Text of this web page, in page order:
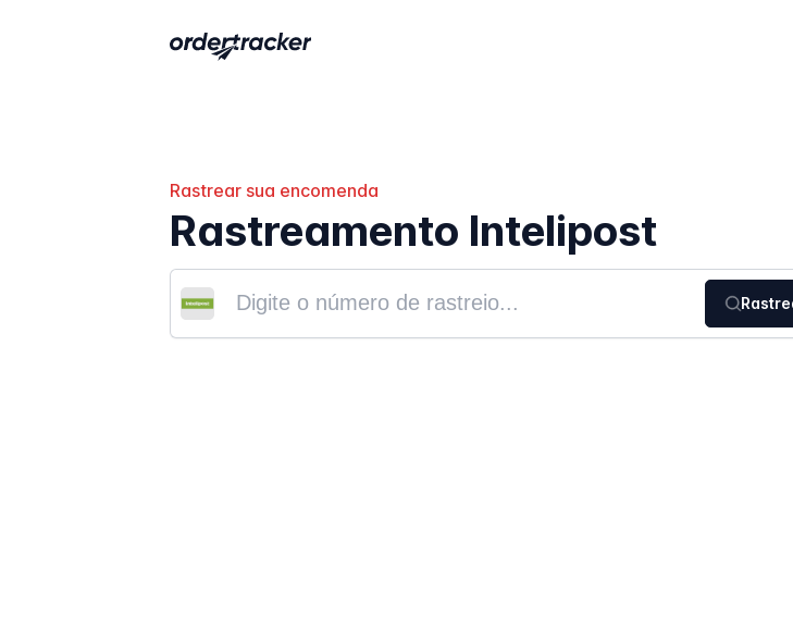
Rastrear sua encomenda
Rastreamento Intelipost